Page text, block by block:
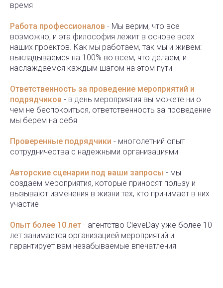
время
Работа профессионалов - Мы верим, что все
возможно, и эта философия лежит в основе всех
наших проектов. Как мы работаем, так мы и живем:
выкладываемся на 100% во всем, что делаем, и
наслаждаемся каждым шагом на этом пути
Ответственность за проведение мероприятий и
подрядчиков - в день мероприятия вы можете ни о
чем не беспокоиться, ответственность за проведение
мы берем на себя
Проверенные подрядчики - многолетний опыт
сотрудничества с надежными организациями
Авторские сценарии под ваши запросы - мы
создаем мероприятия, которые приносят пользу и
вызывают изменения в жизни тех, кто принимает в них
участие
Опыт более 10 лет - агентство CleveDay уже более 10
лет занимается организацией мероприятий и
гарантирует вам незабываемые впечатления